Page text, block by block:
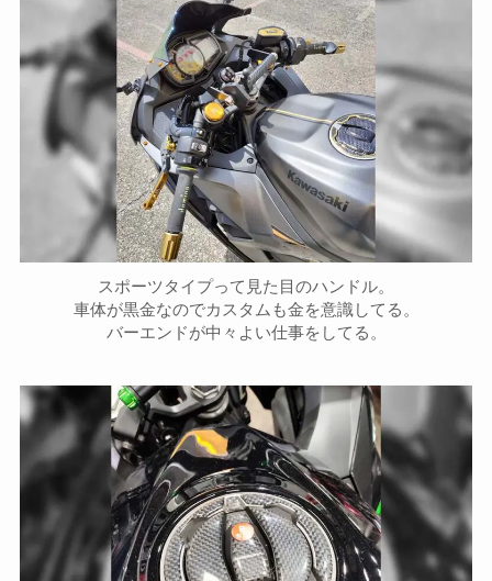
スポーツタイプって見た目のハンドル。
車体が黒金なのでカスタムも金を意識してる。
バーエンドが中々よい仕事をしてる。